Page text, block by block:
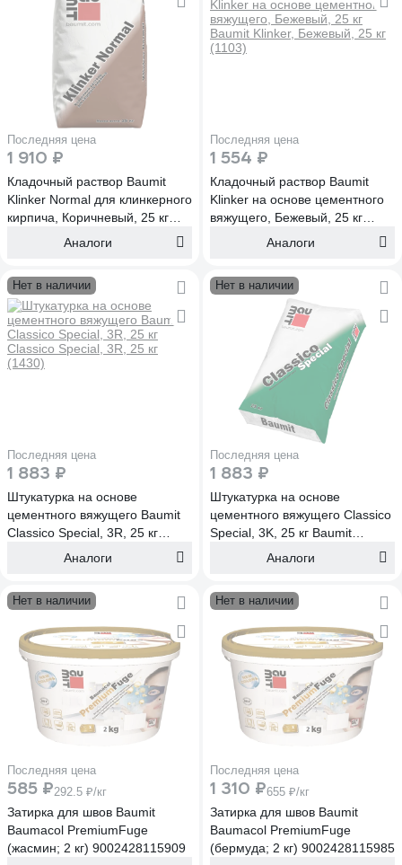
Последняя цена
1 910 ₽
Кладочный раствор Baumit
Klinker Normal для клинкерного
кирпича, Коричневый, 25 кг
Klinker Normal, Коричневый, 25
Аналоги
Последняя цена
1 554 ₽
Кладочный раствор Baumit
Klinker на основе цементного
вяжущего, Бежевый, 25 кг
Baumit Klinker, Бежевый, 25 кг
Аналоги
Нет в наличии
Последняя цена
1 883 ₽
Штукатурка на основе
цементного вяжущего Baumit
Classico Special, 3R, 25 кг
Classico Special, 3R, 25 кг
Аналоги
Нет в наличии
Последняя цена
1 883 ₽
Штукатурка на основе
цементного вяжущего Classico
Special, 3K, 25 кг Baumit
Classico Special, 3K, 25 кг
Аналоги
Нет в наличии
Последняя цена
585 ₽292.5 ₽/кг
Затирка для швов Baumit
Baumacol PremiumFuge
(жасмин; 2 кг) 9002428115909
Нет в наличии
Последняя цена
1 310 ₽655 ₽/кг
Затирка для швов Baumit
Baumacol PremiumFuge
(бермуда; 2 кг) 9002428115985